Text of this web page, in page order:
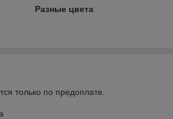
Разные цвета
только по предоплате.